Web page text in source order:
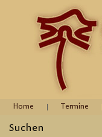
Home Termine
Suchen